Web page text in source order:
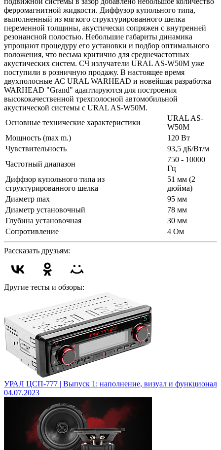
ферромагнитной жидкости. Диффузор купольного типа,
выполненный из мягкого структурированного шелка
переменной толщины, акустически сопряжен с внутренней
резонансной полостью. Небольшие габариты динамика
упрощают процедуру его установки и подбор оптимального
положения, что весьма критично для среднечастотных
акустических систем. СЧ излучатели URAL AS-W50M уже
поступили в розничную продажу. В настоящее время
двухполосные АС URAL WARHEAD и новейшая разработка
WARHEAD "Grand" адаптируются для построения
высококачественной трехполосной автомобильной
акустической системы с URAL AS-W50M.
Основные технические характеристики
URAL AS-
W50M
Мощность (max m.)
120 Вт
Чувствительность
93,5 дБ/Вт/м
Частотный диапазон
750 - 10000
Гц
Диффзор купольного типа из
структурированного шелка
51 мм (2
дюйма)
Диаметр max
95 мм
Диаметр установочный
78 мм
Глубина установочная
30 мм
Сопротивление
4 Ом
Рассказать друзьям:
Другие тесты и обзоры:
УРАЛ ЦСП-777 | Выпуск 1: наполнение, визуал и функционал
04.07.2023